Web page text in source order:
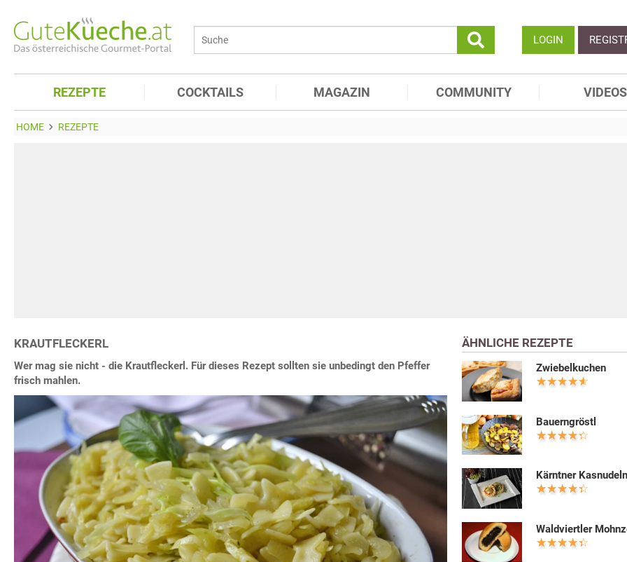
LOGIN
REZEPTE COCKTAILS MAGAZIN COMMUNITY VIDEOS
HOME REZEPTE
KRAUTFLECKERL
Wer mag sie nicht - die Krautfleckerl. Für dieses Rezept sollten sie unbedingt den Pfeffer
frisch mahlen.
ÄHNLICHE REZEPTE
Zwiebelkuchen
Bauerngröstl
Kärntner
Waldviertler